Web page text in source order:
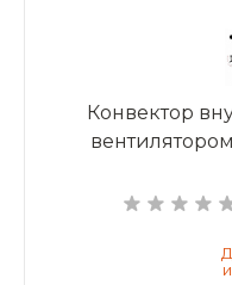
Конвектор